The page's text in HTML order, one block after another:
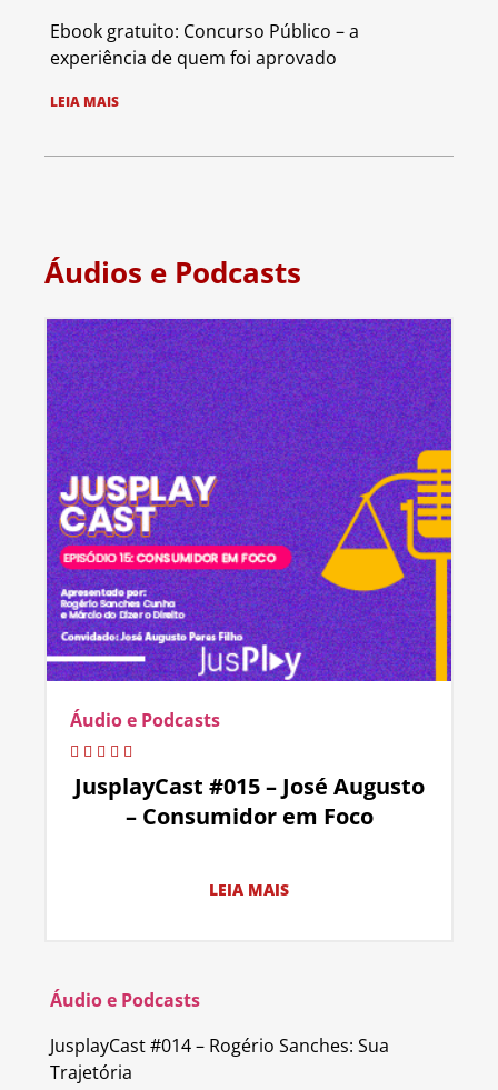
Ebook gratuito: Concurso Público – a
experiência de quem foi aprovado
LEIA MAIS
Áudios e Podcasts
Áudio e Podcasts
JusplayCast #015 – José Augusto
– Consumidor em Foco
LEIA MAIS
Áudio e Podcasts
JusplayCast #014 – Rogério Sanches: Sua
Trajetória